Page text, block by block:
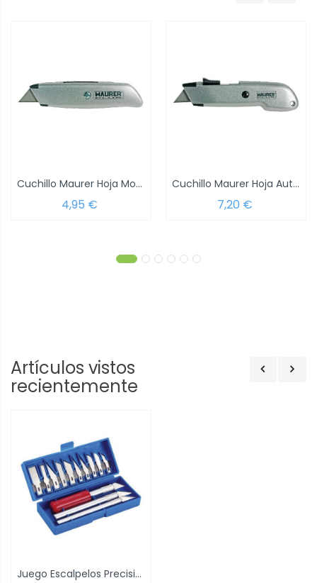
Cuchillo Maurer Hoja Movil
4,95 €
Cuchillo Maurer Hoja Auto-Retractil
7,20 €
Artículos vistos
recientemente
Juego Escalpelos Precision Maurer 13 Piezas